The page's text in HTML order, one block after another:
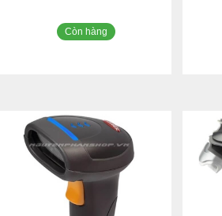
Còn hàng